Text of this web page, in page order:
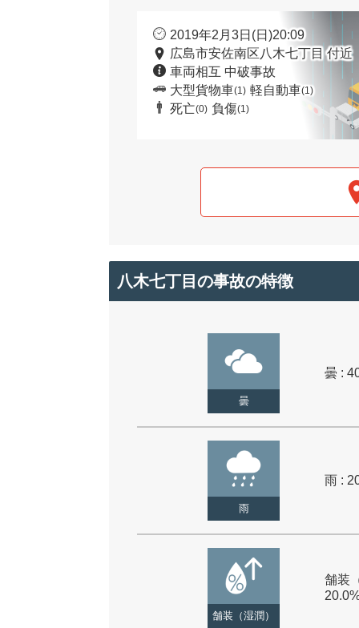
2019年2月3日(日)20:09
広島市安佐南区八木七丁目 付近
車両相互 中破事故
大型貨物車(1) 軽自動車(1)
死亡(0) 負傷(1)
八木七丁目の事故の特徴
曇
曇 :
雨
雨 :
舗装（湿潤）
舗装